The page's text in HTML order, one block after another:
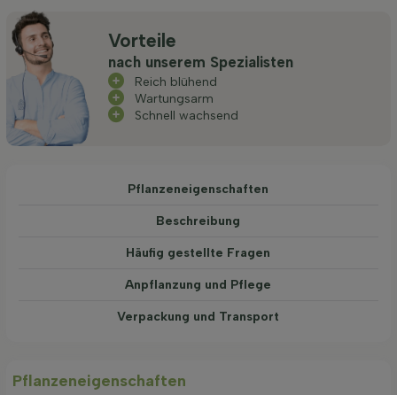
Vorteile
nach unserem Spezialisten
Reich blühend
Wartungsarm
Schnell wachsend
Pflanzeneigenschaften
Beschreibung
Häufig gestellte Fragen
Anpflanzung und Pflege
Verpackung und Transport
Pflanzeneigenschaften